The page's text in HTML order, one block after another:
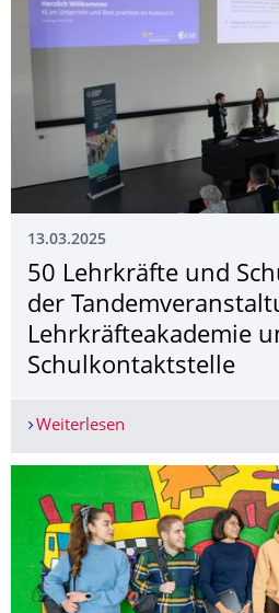
13.03.2025
50 Lehrkräfte und
der
Lehrkräfteakademie
Schulkontaktstelle
Weiterlesen